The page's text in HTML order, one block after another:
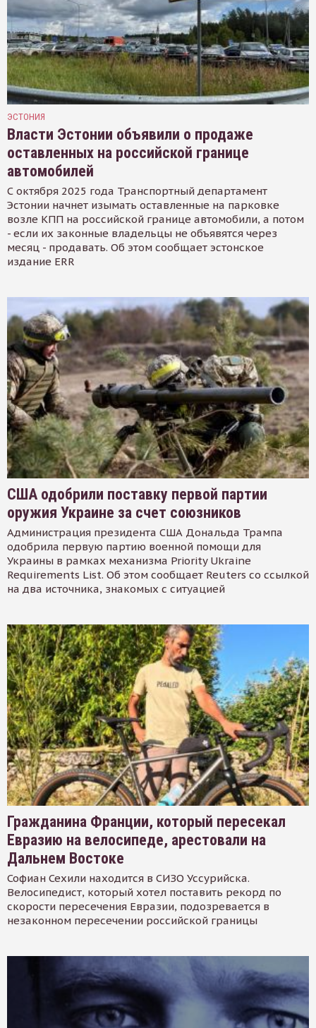
ЭСТОНИЯ
Власти Эстонии объявили о продаже
оставленных на российской границе
автомобилей
С октября 2025 года Транспортный департамент
Эстонии начнет изымать оставленные на парковке
возле КПП на российской границе автомобили, а потом
- если их законные владельцы не объявятся через
месяц - продавать. Об этом сообщает эстонское
издание ERR
США одобрили поставку первой партии
оружия Украине за счет союзников
Администрация президента США Дональда Трампа
одобрила первую партию военной помощи для
Украины в рамках механизма Priority Ukraine
Requirements List. Об этом сообщает Reuters со ссылкой
на два источника, знакомых с ситуацией
Гражданина Франции, который пересекал
Евразию на велосипеде, арестовали на
Дальнем Востоке
Софиан Сехили находится в СИЗО Уссурийска.
Велосипедист, который хотел поставить рекорд по
скорости пересечения Евразии, подозревается в
незаконном пересечении российской границы